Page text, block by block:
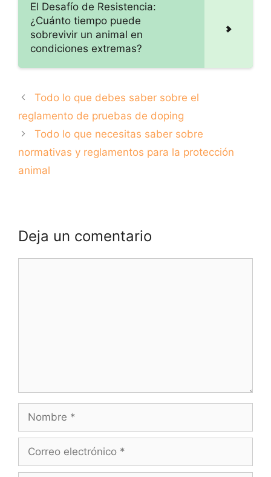
para los
participantes
El Desafío de Resistencia:
¿Cuánto tiempo puede
sobrevivir un animal en
condiciones extremas?
Todo lo que debes saber sobre el
reglamento de pruebas de doping
Todo lo que necesitas saber sobre
normativas y reglamentos para la protección
animal
Deja un comentario